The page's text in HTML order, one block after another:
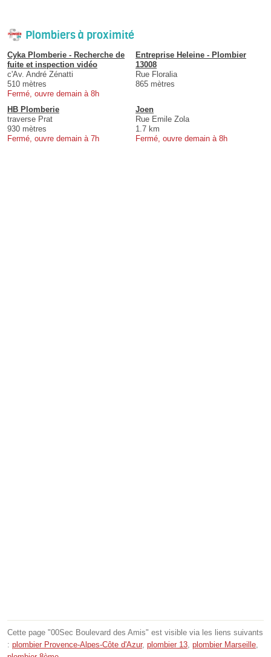
Plombiers à proximité
Cyka Plomberie - Recherche de
fuite et inspection vidéo
c'Av. André Zénatti
510 mètres
Fermé, ouvre demain à 8h
Entreprise Heleine - Plombier
13008
Rue Floralia
865 mètres
HB Plomberie
traverse Prat
930 mètres
Fermé, ouvre demain à 7h
Joen
Rue Emile Zola
1.7 km
Fermé, ouvre demain à 8h
Cette page "00Sec Boulevard des Amis" est visible via les liens suivants
: plombier Provence-Alpes-Côte d'Azur, plombier 13, plombier Marseille,